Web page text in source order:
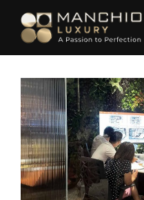
Home